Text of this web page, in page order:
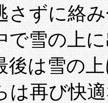
さずに絡
で雪の上
後は雪の
は再び快